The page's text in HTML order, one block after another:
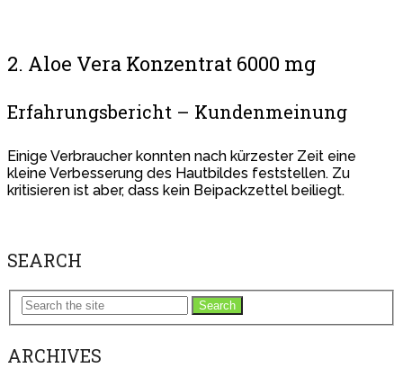
2. Aloe Vera Konzentrat 6000 mg
Erfahrungsbericht – Kundenmeinung
Einige Verbraucher konnten nach kürzester Zeit eine
kleine Verbesserung des Hautbildes feststellen. Zu
kritisieren ist aber, dass kein Beipackzettel beiliegt.
SEARCH
Search
ARCHIVES